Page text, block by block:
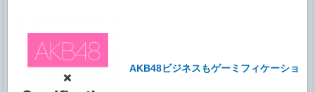
AKB48ビジネスもゲーミフィケーショ